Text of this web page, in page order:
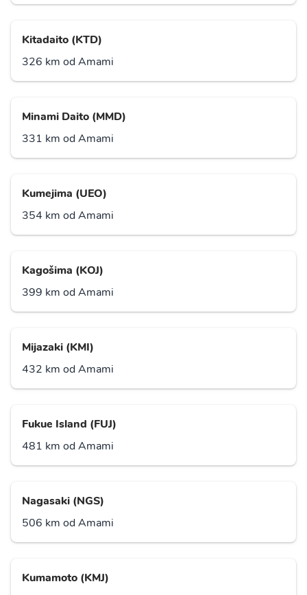
Kitadaito (KTD)
326 km od Amami
Minami Daito (MMD)
331 km od Amami
Kumejima (UEO)
354 km od Amami
Kagošima (KOJ)
399 km od Amami
Mijazaki (KMI)
432 km od Amami
Fukue Island (FUJ)
481 km od Amami
Nagasaki (NGS)
506 km od Amami
Kumamoto (KMJ)